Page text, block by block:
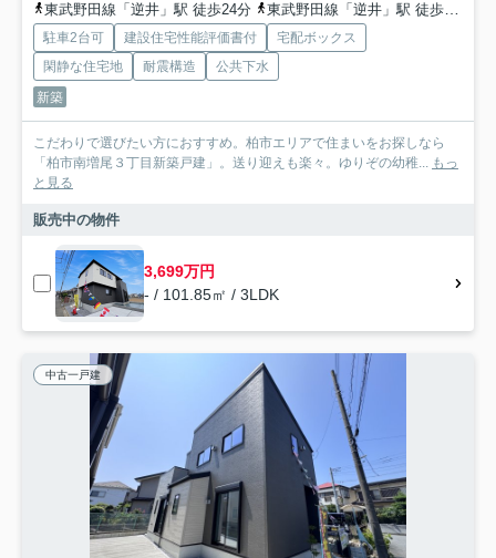
東武野田線「逆井」駅 徒歩24分
東武野田線「逆井」駅 徒歩24分
駐車2台可 建設住宅性能評価書付
宅配ボックス
閑静な住宅地
耐震構造
公共下水
新築
こだわりで選びたい方におすすめ。柏市エリアで住まいをお探しなら
「柏市南増尾３丁目新築戸建」。送り迎えも楽々。ゆりぞの幼稚... もっ
と見る
販売中の物件
3,699万円
- / 101.85㎡ / 3LDK
中古一戸建